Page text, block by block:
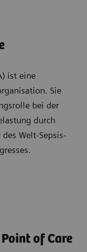
ist eine
Sie
bei der
durch
Welt-Sepsis-
of Care